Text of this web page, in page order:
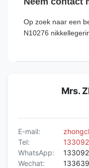
Op zoek naar een
N10276
Mrs.
E-mail:
Tel:
WhatsApp:
Wechat: